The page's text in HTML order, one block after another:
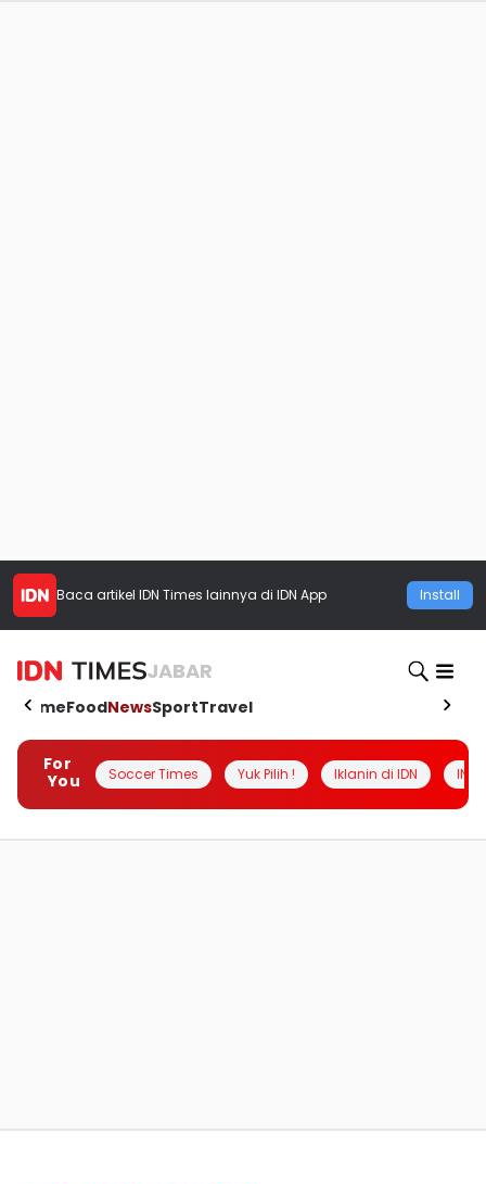
Baca artikel IDN Times lainnya di IDN App Install
JABAR
HomeFoodNewsSportTravel
For
You
Soccer Times Yuk Pilih ! Iklanin di IDN